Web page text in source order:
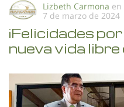
Lizbeth Carmona en
7 de marzo de 2024
¡Felicidades
nueva vida libre